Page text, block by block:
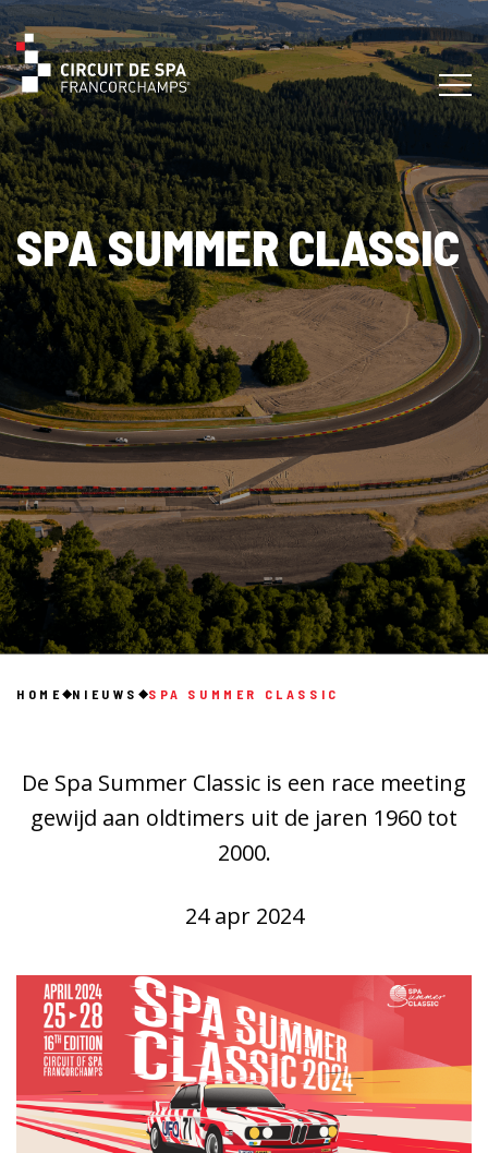
SPA SUMMER CLASSIC
HOME NIEUWS SPA SUMMER CLASSIC
De Spa Summer Classic is een race meeting
gewijd aan oldtimers uit de jaren 1960 tot
2000.
24 apr 2024